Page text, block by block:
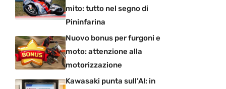
mito: tutto nel segno di
Pininfarina
Nuovo bonus per furgoni e
moto: attenzione alla
motorizzazione
Kawasaki punta sull’AI: in